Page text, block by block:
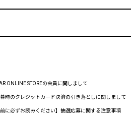
ONLINE STOREの会員に関しまして
時のクレジットカード決済の引き落としに関しまして
に必ずお読みください】抽選応募に関する注意事項